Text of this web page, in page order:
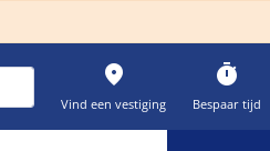
place
Vind een vestiging
timer
Bespaar tijd